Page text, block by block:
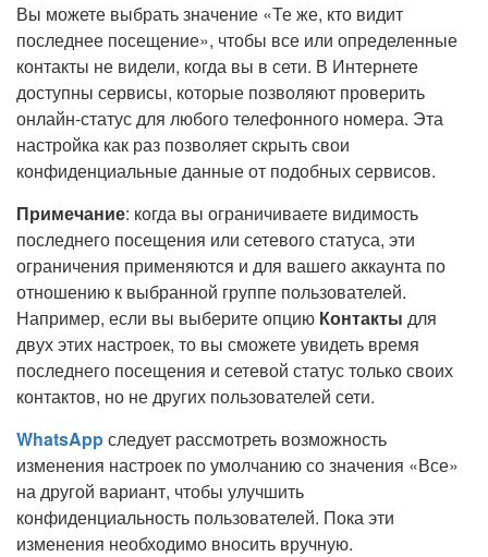
Вы можете выбрать значение «Те же, кто видит
последнее посещение», чтобы все или определенные
контакты не видели, когда вы в сети. В Интернете
доступны сервисы, которые позволяют проверить
онлайн-статус для любого телефонного номера. Эта
настройка как раз позволяет скрыть свои
конфиденциальные данные от подобных сервисов.
Примечание: когда вы ограничиваете видимость
последнего посещения или сетевого статуса, эти
ограничения применяются и для вашего аккаунта по
отношению к выбранной группе пользователей.
Например, если вы выберите опцию Контакты для
двух этих настроек, то вы сможете увидеть время
последнего посещения и сетевой статус только своих
контактов, но не других пользователей сети.
WhatsAppследует рассмотреть возможность
изменения настроек по умолчанию со значения «Все»
на другой вариант, чтобы улучшить
конфиденциальность пользователей. Пока эти
изменения необходимо вносить вручную.